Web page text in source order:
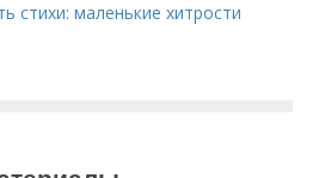
стихи: маленькие хитрости